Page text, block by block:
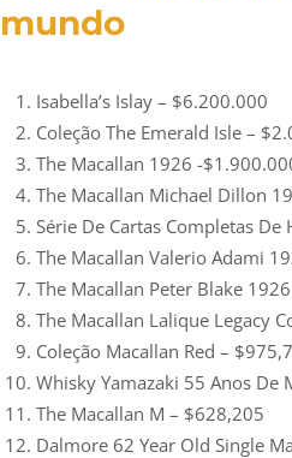
mundo
Isabella’s Islay – $6.200.000
Coleção The Emerald Isle –
The Macallan 1926 -
The Macallan Michael Dillon
Série De Cartas Completas
The Macallan Valerio Adami
The Macallan Peter Blake
The Macallan Lalique Legacy
Coleção Macallan Red –
Whisky Yamazaki 55 Anos De
The Macallan M – $628,205
Dalmore 62 Year Old Single